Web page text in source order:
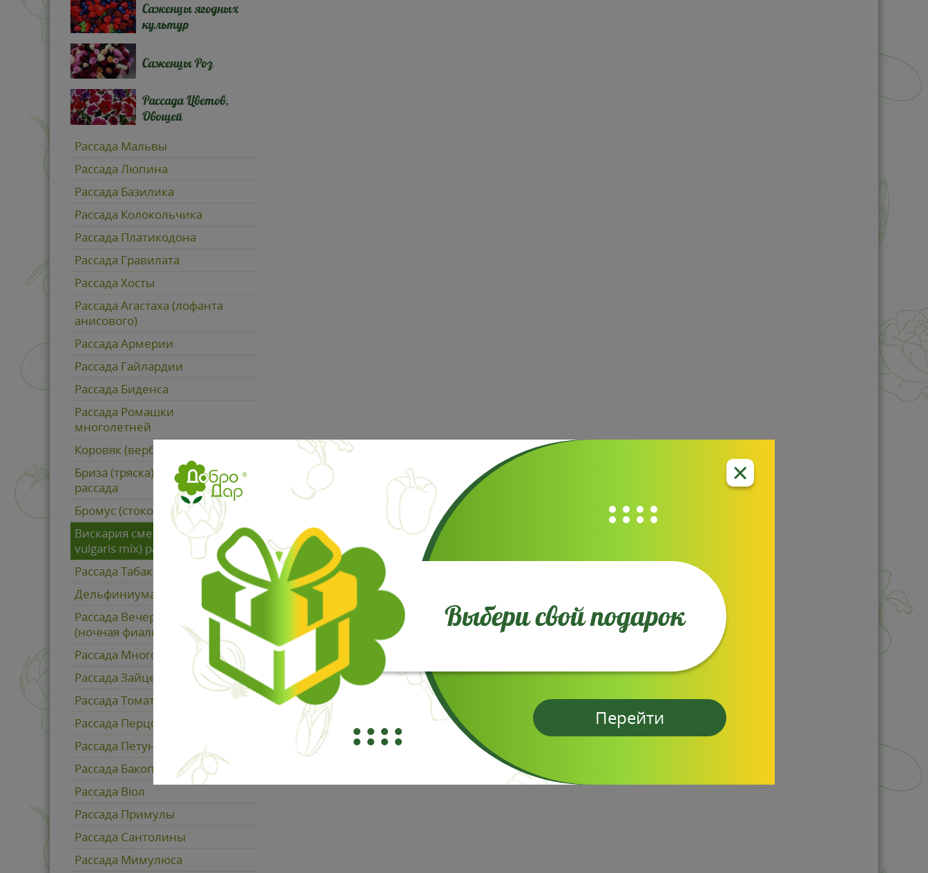
Саженцы ягодных
культур
Саженцы Роз
Рассада Цветов,
Овощей
Рассада Мальвы
Рассада Люпина
Рассада Базилика
Рассада Колокольчика
Рассада Платикодона
Рассада Гравилата
Рассада Хосты
Рассада Агастаха (лофанта
анисового)
Рассада Армерии
Рассада Гайлардии
Рассада Биденса
Рассада Ромашки
многолетней
Коровяк (вербаскум) рассада
Бриза (тряска) большая
рассада
Бромус (стоколос) рассада
Вискария смесь (Viscaria
vulgaris mix) рассада
Рассада Табака для курения
Дельфиниума рассада
Рассада Вечерница Матроны
(ночная фиалка)
Рассада Многолетников
Рассада Зайцехвоста (Ларгус)
Рассада Томатов
Рассада Перцов
Рассада Петунии
Рассада Бакопы
Рассада Віол
Рассада Примулы
Рассада Сантолины
Рассада Мимулюса
Выбери свой подарок
Перейти